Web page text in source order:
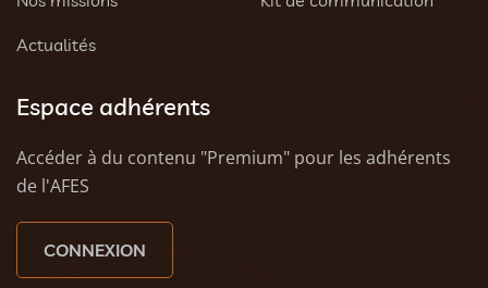
Actualités
Espace adhérents
Accéder à du contenu "Premium" pour les adhérents
de l'AFES
CONNEXION